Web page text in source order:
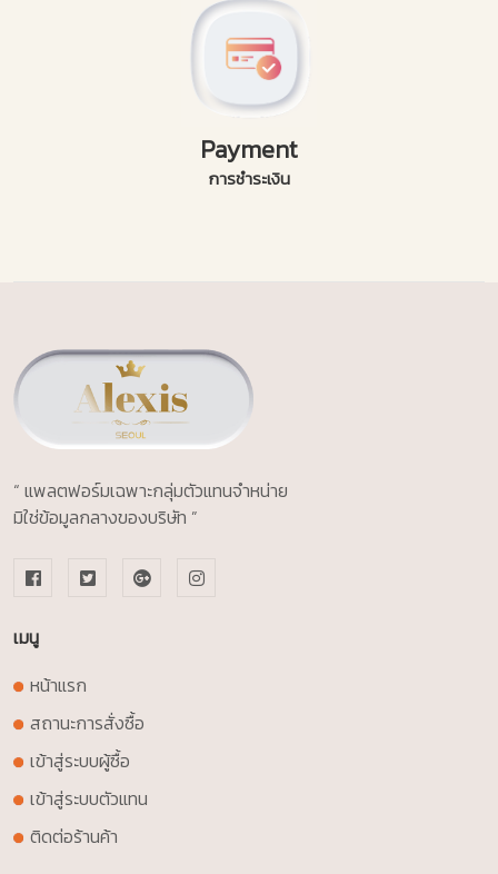
Payment
การชำระเงิน
“ แพลตฟอร์มเฉพาะกลุ่มตัวแทนจำหน่าย
มิใช่ข้อมูลกลางของบริษัท ”
เมนู
หน้าแรก
สถานะการสั่งซื้อ
เข้าสู่ระบบผู้ซื้อ
เข้าสู่ระบบตัวแทน
ติดต่อร้านค้า